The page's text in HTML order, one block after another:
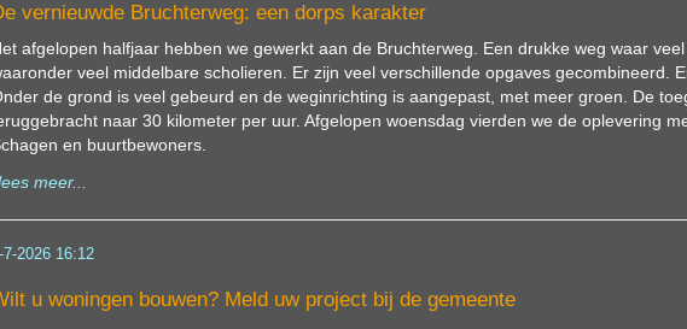
vernieuwde Bruchterweg: een dorps karakter
afgelopen halfjaar hebben we gewerkt aan de Bruchterweg. Een drukke weg waar
veel middelbare scholieren. Er zijn veel verschillende opgaves gecombineerd.
de grond is veel gebeurd en de weginrichting is aangepast, met meer groen. De
naar 30 kilometer per uur. Afgelopen woensdag vierden we de oplevering
en buurtbewoners.
meer...
7-2026 16:12
u woningen bouwen? Meld uw project bij de gemeente